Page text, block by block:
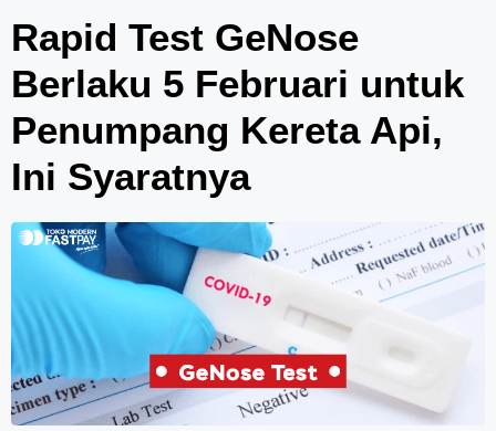
Rapid Test GeNose
Berlaku 5 Februari untuk
Penumpang Kereta Api,
Ini Syaratnya